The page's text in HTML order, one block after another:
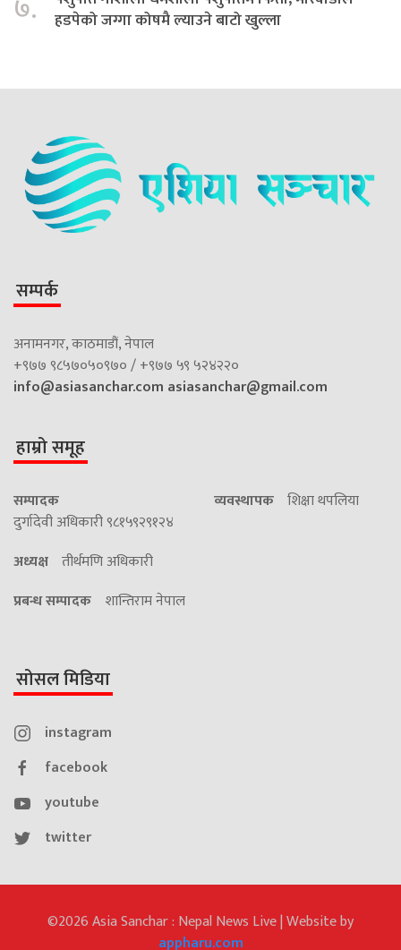
७.
हडपेको जग्गा कोषमै ल्याउने बाटो खुल्ला
सम्पर्क
अनामनगर, काठमाडौं, नेपाल
+९७७ ९८५७०५०९७० / +९७७ ५९ ५२४२२०
info@asiasanchar.com asiasanchar@gmail.com
हाम्रो समूह
सम्पादक
दुर्गादेवी अधिकारी ९८१५९२९१२४
व्यवस्थापक शिक्षा थपलिया
अध्यक्ष तीर्थमणि अधिकारी
प्रबन्ध सम्पादक शान्तिराम नेपाल
सोसल मिडिया
instagram
facebook
youtube
twitter
©2026 Asia Sanchar : Nepal News Live | Website by
appharu.com